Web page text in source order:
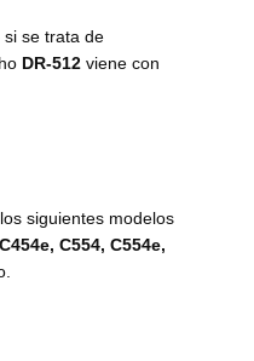
si se trata de
DR-512 viene con
siguientes modelos
C554, C554e,